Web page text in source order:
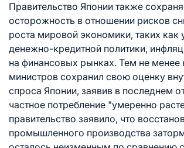
Правительство Японии также
осторожность в отношении рисков
роста мировой экономики, таких как
денежно-кредитной политики,
на финансовых рынках. Тем не менее
министров сохранил свою оценку
спроса Японии, заявив в последнем
частное потребление "умеренно
правительство заявило, что
промышленного производства